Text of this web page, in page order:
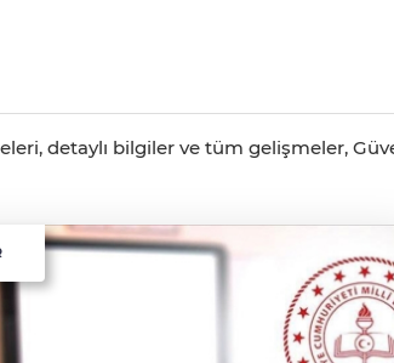
detaylı bilgiler ve tüm gelişmeler,